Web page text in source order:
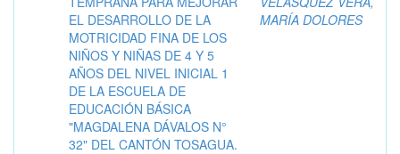
EL DESARROLLO DE LA
MOTRICIDAD FINA DE LOS
NIÑOS Y NIÑAS DE 4 Y 5
AÑOS DEL NIVEL INICIAL 1
DE LA ESCUELA DE
EDUCACIÓN BÁSICA
"MAGDALENA DÁVALOS N°
32" DEL CANTÓN TOSAGUA.
MARÍA DOLORES